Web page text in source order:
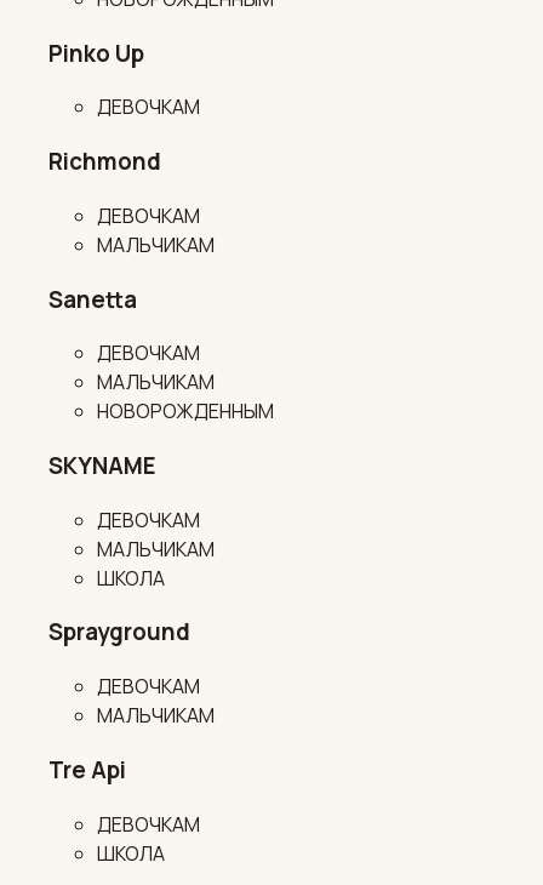
Pinko Up
ДЕВОЧКАМ
Richmond
ДЕВОЧКАМ
МАЛЬЧИКАМ
Sanetta
ДЕВОЧКАМ
МАЛЬЧИКАМ
НОВОРОЖДЕННЫМ
SKYNAME
ДЕВОЧКАМ
МАЛЬЧИКАМ
ШКОЛА
Sprayground
ДЕВОЧКАМ
МАЛЬЧИКАМ
Tre Api
ДЕВОЧКАМ
ШКОЛА